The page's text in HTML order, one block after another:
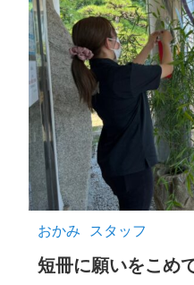
おかみ スタッフ
短冊に願いをこめ